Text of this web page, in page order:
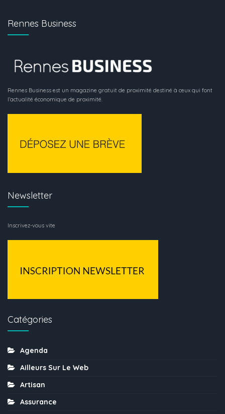
Rennes Business
Rennes Business est un magazine gratuit de proximité destiné à ceux qui font
l’actualité économique de proximité.
Newsletter
Inscrivez-vous vite
Catégories
Agenda
Ailleurs Sur Le Web
Artisan
Assurance